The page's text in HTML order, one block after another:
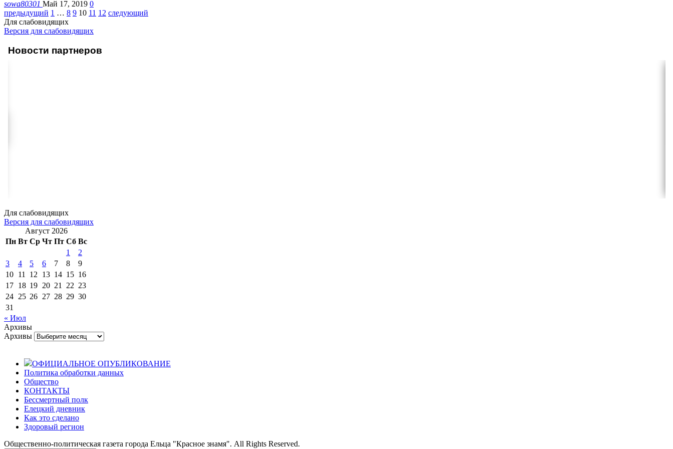
sowa80301 Май 17, 2019 0
предыдущий 1 … 8 9 10 11 12 следующий
Для слабовидящих
Версия для слабовидящих
Новости партнеров
Для слабовидящих
Версия для слабовидящих
Август 2026
Пн Вт Ср Чт Пт Сб Вс
1
2
3
4 5 6 7 8
9
10 11 12 13 14 15 16
17 18 19 20 21 22 23
24 25 26 27 28 29 30
31
« Июл
Архивы
Архивы
ОФИЦИАЛЬНОЕ ОПУБЛИКОВАНИЕ
Политика обработки данных
Общество
КОНТАКТЫ
Бессмертный полк
Елецкий дневник
Как это сделано
Здоровый регион
Общественно-политическая газета города Ельца "Красное знамя". All Rights Reserved.